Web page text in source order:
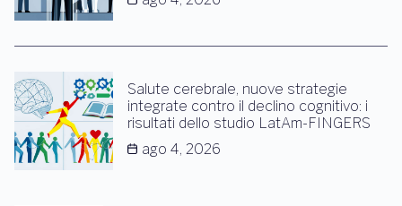
Salute cerebrale, nuove strategie
integrate contro il declino cognitivo: i
risultati dello studio LatAm-FINGERS
ago 4, 2026